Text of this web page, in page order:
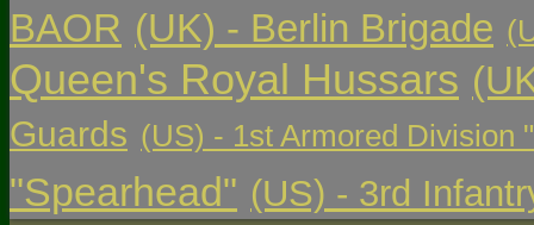
BAOR (UK) - Berlin Brigade
Queen's Royal Hussars
Guards (US) - 1st Armored Division
"Spearhead" (US) - 3rd